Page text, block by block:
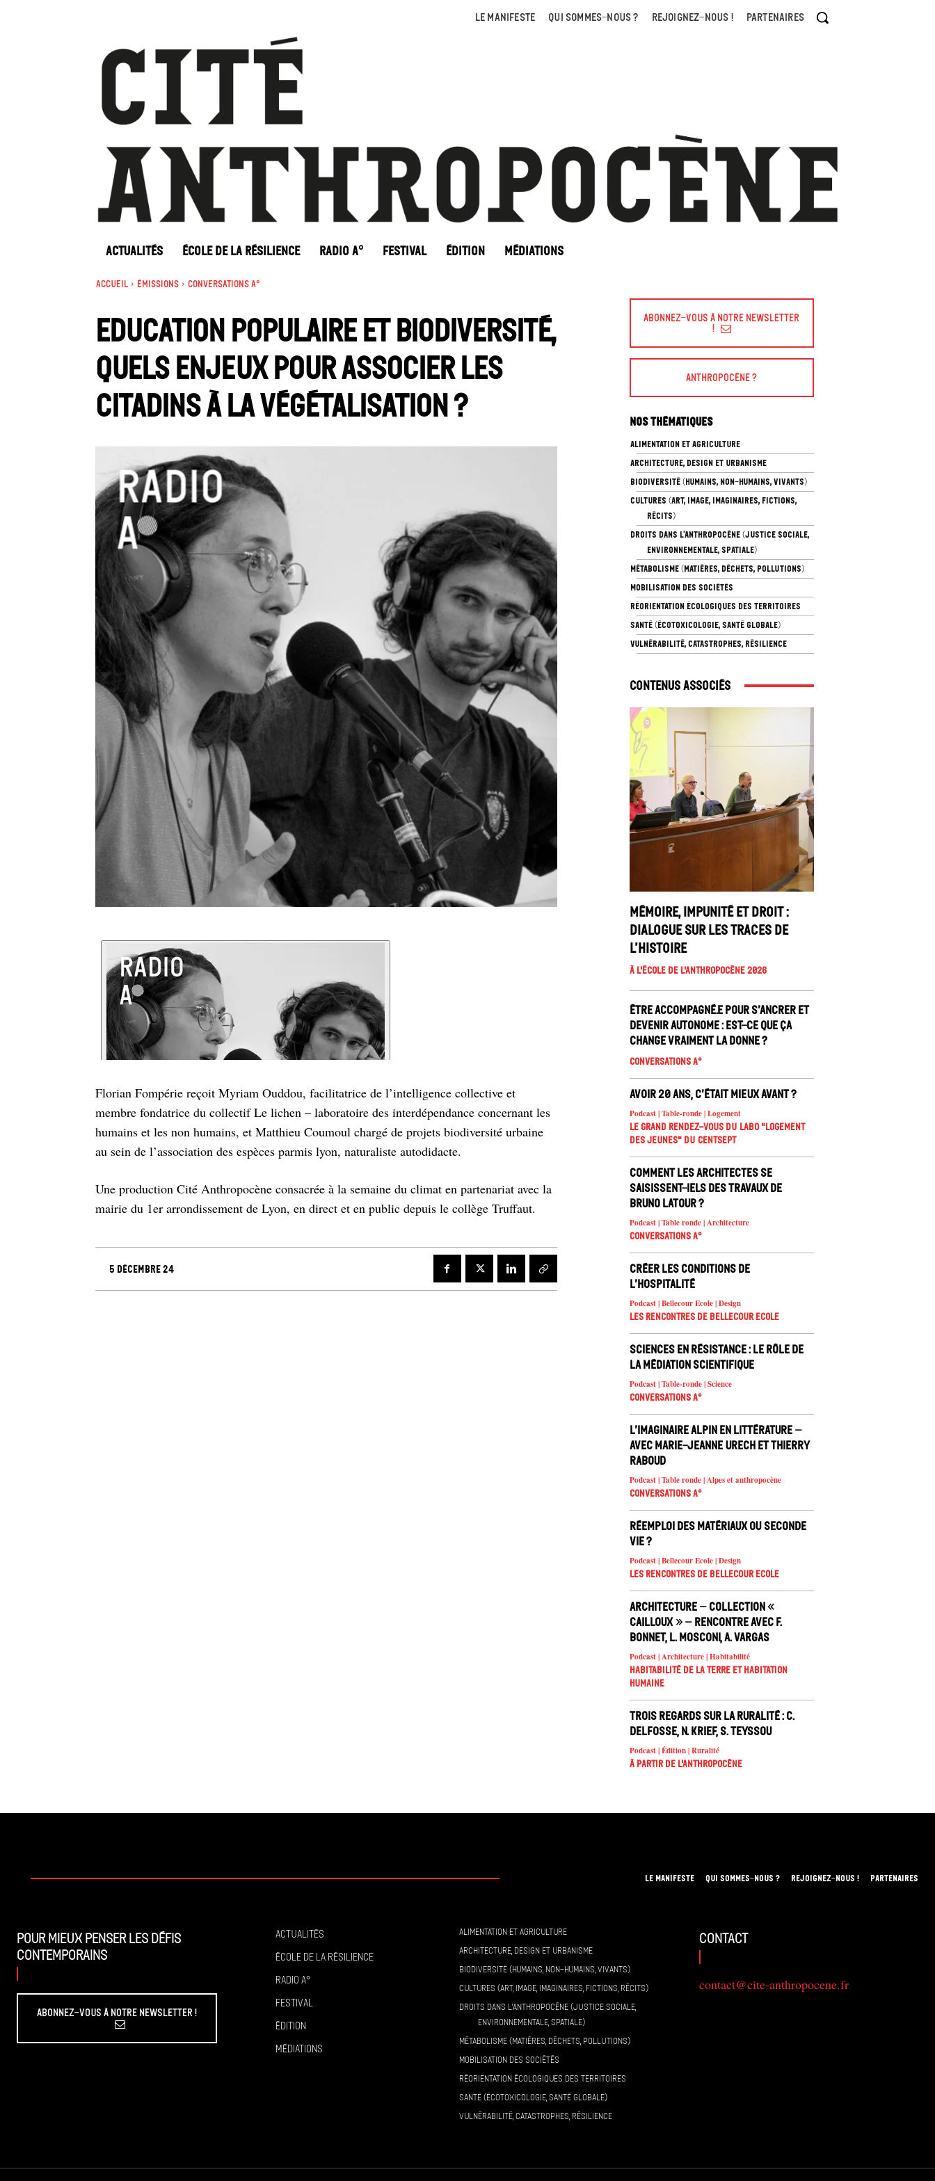
LE MANIFESTE QUI SOMMES-NOUS ? REJOIGNEZ-NOUS ! PARTENAIRES
ACTUALITÉS ÉCOLE DE LA RÉSILIENCE RADIO A° FESTIVAL ÉDITION MÉDIATIONS
Accueil Émissions Conversations A°
Education populaire et biodiversité,
quels enjeux pour associer les
citadins à la végétalisation ?
Florian Fompérie reçoit Myriam Ouddou, facilitatrice de l’intelligence collective et
membre fondatrice du collectif Le lichen – laboratoire des interdépendance concernant les
humains et les non humains, et Matthieu Coumoul chargé de projets biodiversité urbaine
au sein de l’association des espèces parmis lyon, naturaliste autodidacte.
Une production Cité Anthropocène consacrée à la semaine du climat en partenariat avec la
mairie du 1er arrondissement de Lyon, en direct et en public depuis le collège Truffaut.
5 décembre 24
Abonnez-vous à Notre Newsletter
!
Anthropocène ?
Nos thématiques
ALIMENTATION ET AGRICULTURE
ARCHITECTURE, DESIGN ET URBANISME
BIODIVERSITÉ (HUMAINS, NON-HUMAINS, VIVANTS)
CULTURES (ART, IMAGE, IMAGINAIRES, FICTIONS,
RÉCITS)
DROITS DANS L’ANTHROPOCÈNE (JUSTICE SOCIALE,
ENVIRONNEMENTALE, SPATIALE)
MÉTABOLISME (MATIÈRES, DÉCHETS, POLLUTIONS)
MOBILISATION DES SOCIÉTÉS
RÉORIENTATION ÉCOLOGIQUES DES TERRITOIRES
SANTÉ (ÉCOTOXICOLOGIE, SANTÉ GLOBALE)
VULNÉRABILITÉ, CATASTROPHES, RÉSILIENCE
Contenus associés
Mémoire, impunité et droit :
dialogue sur les traces de
l’histoire
À l'école de l'Anthropocène 2026
Être accompagné.e pour s’ancrer et
devenir autonome : est-ce que ça
change vraiment la donne ?
Conversations A°
Avoir 20 ans, c’était mieux avant ?
Podcast | Table-ronde | Logement
Le Grand Rendez-vous du Labo "Logement
des jeunes" du Centsept
Comment les architectes se
saisissent-iels des travaux de
Bruno Latour ?
Podcast | Table ronde | Architecture
Conversations A°
Créer les conditions de
l’hospitalité
Podcast | Bellecour Ecole | Design
Les rencontres de Bellecour Ecole
Sciences en résistance : le rôle de
la médiation scientifique
Podcast | Table-ronde | Science
Conversations A°
L’imaginaire alpin en littérature –
avec Marie-Jeanne Urech et Thierry
Raboud
Podcast | Table ronde | Alpes et anthropocène
Conversations A°
Réemploi des matériaux ou seconde
vie ?
Podcast | Bellecour Ecole | Design
Les rencontres de Bellecour Ecole
Architecture – Collection «
Cailloux » – rencontre avec F.
Bonnet, L. Mosconi, A. Vargas
Podcast | Architecture | Habitabilité
Habitabilité de la Terre et habitation
humaine
Trois regards sur la ruralité : C.
Delfosse, N. Krief, S. Teyssou
Podcast | Édition | Ruralité
À partir de l'anthropocène
LE MANIFESTE QUI SOMMES-NOUS ? REJOIGNEZ-NOUS ! PARTENAIRES
Pour mieux penser les défis
contemporains
Abonnez-vous à Notre Newsletter !
Actualités
École de la résilience
Radio A°
Festival
Édition
Médiations
ALIMENTATION ET AGRICULTURE
ARCHITECTURE, DESIGN ET URBANISME
BIODIVERSITÉ (HUMAINS, NON-HUMAINS, VIVANTS)
CULTURES (ART, IMAGE, IMAGINAIRES, FICTIONS, RÉCITS)
DROITS DANS L’ANTHROPOCÈNE (JUSTICE SOCIALE,
ENVIRONNEMENTALE, SPATIALE)
MÉTABOLISME (MATIÈRES, DÉCHETS, POLLUTIONS)
MOBILISATION DES SOCIÉTÉS
RÉORIENTATION ÉCOLOGIQUES DES TERRITOIRES
SANTÉ (ÉCOTOXICOLOGIE, SANTÉ GLOBALE)
VULNÉRABILITÉ, CATASTROPHES, RÉSILIENCE
contact
contact@cite-anthropocene.fr